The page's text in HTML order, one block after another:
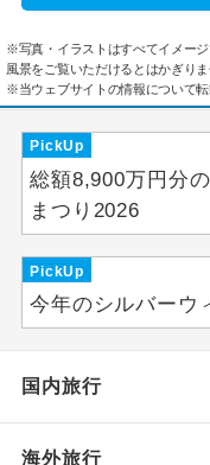
※写真・イラストはすべてイメー
風景をご覧いただけるとはかぎり
※当ウェブサイトの情報について転
PickUp
総額8,900万円分
まつり2026
PickUp
今年のシルバーウ
国内旅行
海外旅行